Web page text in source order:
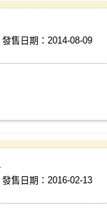
發售日期：2014-08-09
發售日期：2016-02-13